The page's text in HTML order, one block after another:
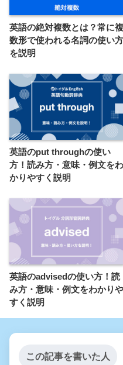
英語の絶対複数とは？常に複
数形で使われる名詞の使い方
を説明
英語のput throughの使い
方！読み方・意味・例文をわ
かりやすく説明
英語のadvisedの使い方！読
み方・意味・例文をわかりや
すく説明
この記事を書いた人